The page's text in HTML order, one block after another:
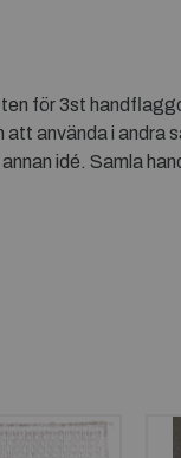
för 3st
använda i andra
idé. Samla